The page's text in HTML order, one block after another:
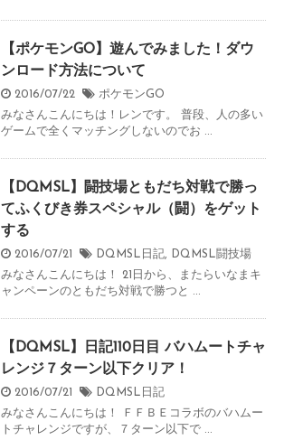
【ポケモンGO】遊んでみました！ダウ
ンロード方法について
2016/07/22
ポケモンGO
みなさんこんにちは！レンです。 普段、人の多い
ゲームで全くマッチングしないのでお ...
【DQMSL】闘技場ともだち対戦で勝っ
てふくびき券スペシャル（闘）をゲット
する
2016/07/21 DQMSL日記,
DQMSL闘技場
みなさんこんにちは！ 21日から、またらいなまキ
ャンペーンのともだち対戦で勝つと ...
【DQMSL】日記110日目 バハムートチャ
レンジ７ターン以下クリア！
2016/07/21
DQMSL日記
みなさんこんにちは！ ＦＦＢＥコラボのバハムー
トチャレンジですが、７ターン以下で ...